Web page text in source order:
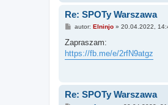
Re: SPOTy Warszawa
P
s
autor: Elninjo» 20.04.2022,
Zapraszam:
https://fb.me/e/2rfN9atgz
Re: SPOTy Warszawa